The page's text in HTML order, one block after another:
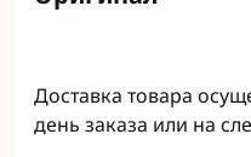
Доставка товара
день заказа или на